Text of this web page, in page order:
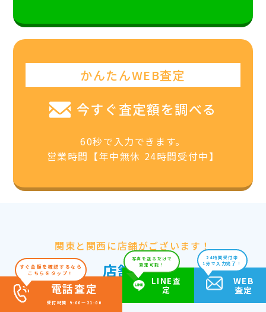
かんたんWEB査定
今すぐ査定額を調べる
60秒で入力できます。
営業時間【年中無休 24時間受付中】
関東と関西に店舗がございます！
店舗情報
すぐ金額を確認するなら
こちらをタップ！
電話査定
受付時間 9:00～21:00
写真を送るだけで
査定可能！
LINE査
定
24時間受付中
1分で入力完了！
WEB
査定